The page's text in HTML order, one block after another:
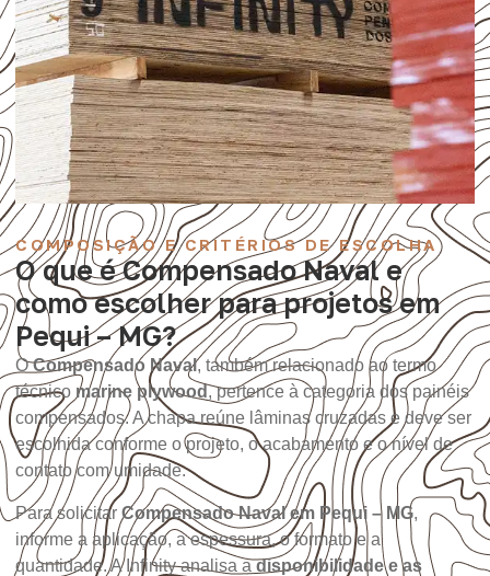
COMPOSIÇÃO E CRITÉRIOS DE ESCOLHA
O que é Compensado Naval e
como escolher para projetos em
Pequi – MG?
OCompensado Naval, também relacionado ao termo
técnico marine plywood, pertence à categoria dos painéis
compensados. A chapa reúne lâminas cruzadas e deve ser
escolhida conforme o projeto, o acabamento e o nível de
contato com umidade.
Para solicitar Compensado Naval em Pequi – MG,
informe a aplicação, a espessura, o formato e a
quantidade. A Infinity analisa adisponibilidade e as